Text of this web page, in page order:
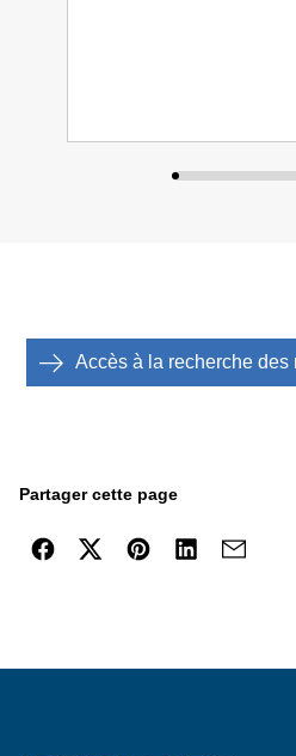
Accès à la recherche
Partager cette page